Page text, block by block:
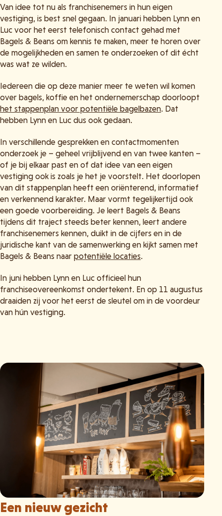
Van idee tot nu als franchisenemers in hun eigen
vestiging, is best snel gegaan. In januari hebben Lynn en
Luc voor het eerst telefonisch contact gehad met
Bagels & Beans om kennis te maken, meer te horen over
de mogelijkheden en samen te onderzoeken of dit écht
was wat ze wilden.
Iedereen die op deze manier meer te weten wil komen
over bagels, koffie en het ondernemerschap doorloopt
het stappenplan voor potentiële bagelbazen. Dat
hebben Lynn en Luc dus ook gedaan.
In verschillende gesprekken en contactmomenten
onderzoek je – geheel vrijblijvend en van twee kanten –
of je bij elkaar past en of dat idee van een eigen
vestiging ook is zoals je het je voorstelt. Het doorlopen
van dit stappenplan heeft een oriënterend, informatief
en verkennend karakter. Maar vormt tegelijkertijd ook
een goede voorbereiding. Je leert Bagels & Beans
tijdens dit traject steeds beter kennen, leert andere
franchisenemers kennen, duikt in de cijfers en in de
juridische kant van de samenwerking en kijkt samen met
Bagels & Beans naar potentiële locaties.
In juni hebben Lynn en Luc officieel hun
franchiseovereenkomst ondertekent. En op 11 augustus
draaiden zij voor het eerst de sleutel om in de voordeur
van hún vestiging.
Een nieuw gezicht